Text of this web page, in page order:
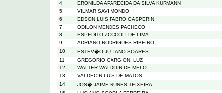
4
ERONILDA APARECIDA DA SILVA KURMANN
5
VILMAR SAVI MONDO
6
EDSON LUIS FABRO GASPERIN
7
ODILON MENDES PACHECO
8
ESPEDITO ZOCCOLI DE LIMA
9
ADRIANO RODRIGUES RIBEIRO
10
ESTEV�O JULIANO SOARES
11
GREGORIO GARGIONI LUZ
12
WALTER WALDOIR DE MELO
13
VALDECIR LUIS DE MATOS
14
JOS� JAIME NUNES TEIXEIRA